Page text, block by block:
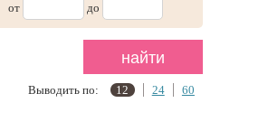
от до
Выводить по: 12 24 60